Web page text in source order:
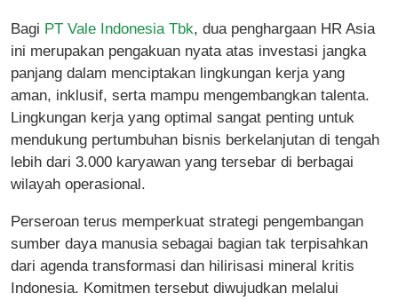
Bagi PT Vale Indonesia Tbk, dua penghargaan HR Asia
ini merupakan pengakuan nyata atas investasi jangka
panjang dalam menciptakan lingkungan kerja yang
aman, inklusif, serta mampu mengembangkan talenta.
Lingkungan kerja yang optimal sangat penting untuk
mendukung pertumbuhan bisnis berkelanjutan di tengah
lebih dari 3.000 karyawan yang tersebar di berbagai
wilayah operasional.
Perseroan terus memperkuat strategi pengembangan
sumber daya manusia sebagai bagian tak terpisahkan
dari agenda transformasi dan hilirisasi mineral kritis
Indonesia. Komitmen tersebut diwujudkan melalui